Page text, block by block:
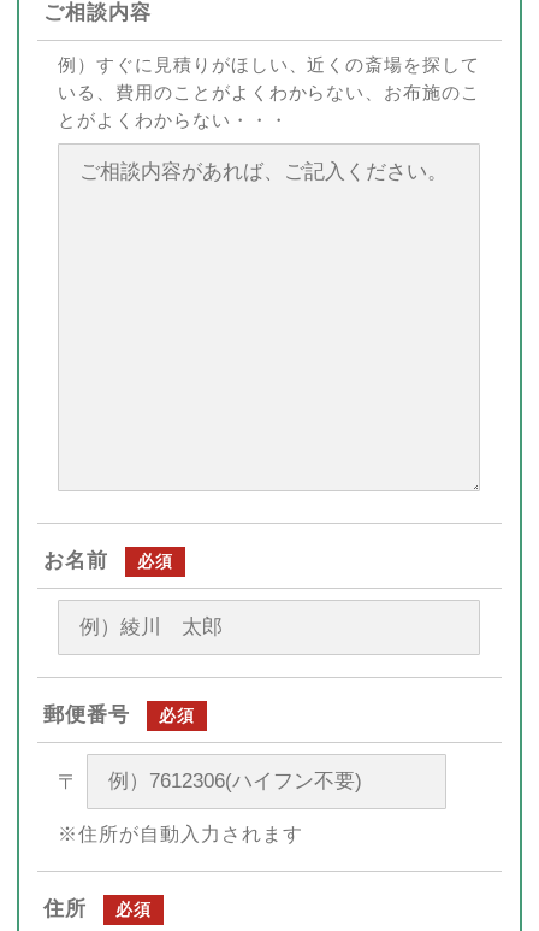
ご相談内容
例）すぐに見積りがほしい、近くの斎場を探して
いる、費用のことがよくわからない、お布施のこ
とがよくわからない・・・
お名前 必須
郵便番号 必須
〒
※住所が自動入力されます
住所 必須